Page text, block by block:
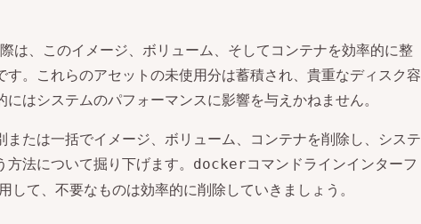
は、このイメージ、ボリューム、そしてコンテナを効率的に整
す。これらのアセットの未使用分は蓄積され、貴重なディスク容
はシステムのパフォーマンスに影響を与えかねません。
または一括でイメージ、ボリューム、コンテナを削除し、システ
法について掘り下げます。
dockerコマンドラインインターフ
して、不要なものは効率的に削除していきましょう。